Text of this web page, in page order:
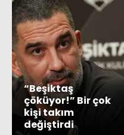
“Beşiktaş
çöküyor!” Bir çok
kişi takım
değiştirdi